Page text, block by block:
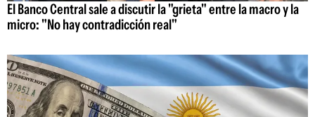
El Banco Central sale a discutir la "grieta" entre la macro y la
micro: "No hay contradicción real"